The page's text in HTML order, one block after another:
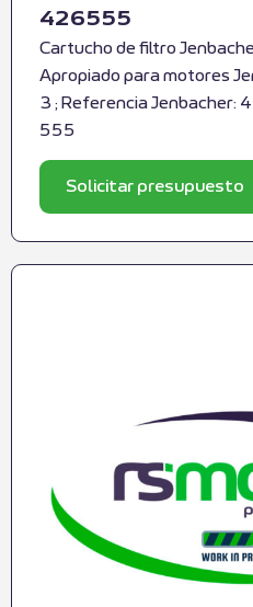
426555
Cartucho de filtro
Apropiado para motores
3 ; Referencia
555
Solicitar presupuesto